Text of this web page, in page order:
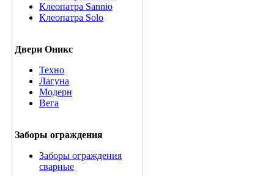
Клеопатра Sannio
Клеопатра Solo
Двери Оникс
Техно
Лагуна
Модерн
Вега
Заборы ограждения
Заборы ограждения
сварные